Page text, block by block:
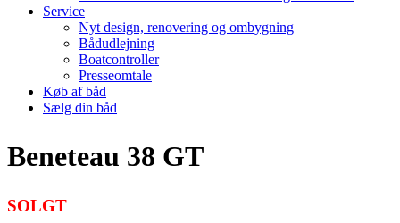
Service
Nyt design, renovering og ombygning
Bådudlejning
Boatcontroller
Presseomtale
Køb af båd
Sælg din båd
Beneteau 38 GT
SOLGT